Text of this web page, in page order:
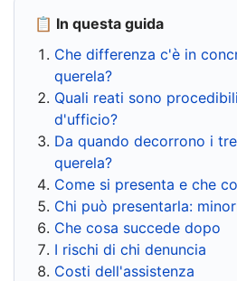
📋 In questa guida
Che differenza c'è in
querela?
Quali reati sono
d'ufficio?
Da quando decorrono i
querela?
Come si presenta e che
Chi può presentarla:
Che cosa succede dopo
I rischi di chi denuncia
Costi dell'assistenza